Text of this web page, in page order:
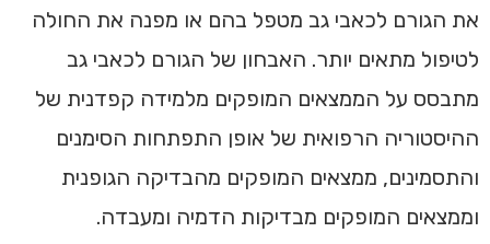
את הגורם לכאבי גב מטפל בהם או מפנה את החולה
לטיפול מתאים יותר. האבחון של הגורם לכאבי גב
מתבסס על הממצאים המופקים מלמידה קפדנית של
ההיסטוריה הרפואית של אופן התפתחות הסימנים
והתסמינים, ממצאים המופקים מהבדיקה הגופנית
וממצאים המופקים מבדיקות הדמיה ומעבדה.